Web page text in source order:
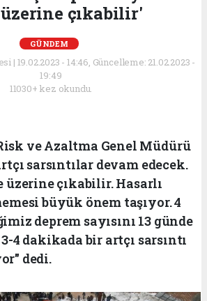
çıkabilir'
GÜNDEM
| 19.02.2023 - 14:46, Güncelleme: 21.02.2023 -
19:49
11030+ kez okundu.
ve Azaltma Genel Müdürü
sarsıntılar devam edecek.
üzerine çıkabilir. Hasarlı
büyük önem taşıyor. 4
deprem sayısını 13 günde
4 dakikada bir artçı sarsıntı
dedi.